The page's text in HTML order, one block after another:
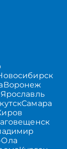
Воронеж
Ярославль
Самара